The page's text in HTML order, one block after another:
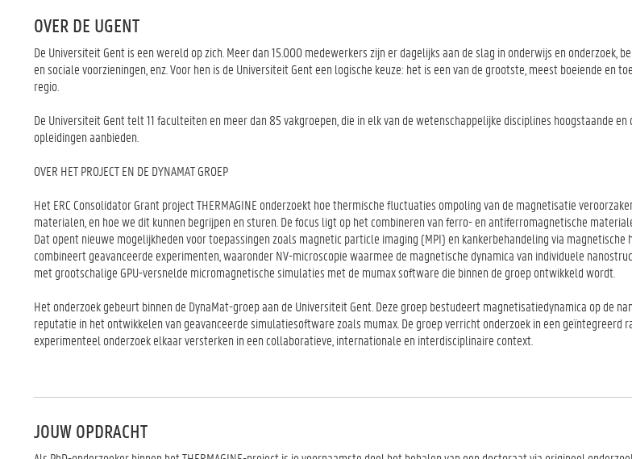
OVER DE UGENT
De Universiteit Gent is een wereld op zich. Meer dan 15.000 medewerkers zijn er dagelijks aan de slag in onderwijs en onderzoek,
en sociale voorzieningen, enz. Voor hen is de Universiteit Gent een logische keuze: het is een van de grootste, meest boeiende en
regio.
De Universiteit Gent telt 11 faculteiten en meer dan 85 vakgroepen, die in elk van de wetenschappelijke disciplines hoogstaande
opleidingen aanbieden.
OVER HET PROJECT EN DE DYNAMAT GROEP
Het ERC Consolidator Grant project THERMAGINE onderzoekt hoe thermische fluctuaties ompoling van de magnetisatie
materialen, en hoe we dit kunnen begrijpen en sturen. De focus ligt op het combineren van ferro- en antiferromagnetische
Dat opent nieuwe mogelijkheden voor toepassingen zoals magnetic particle imaging (MPI) en kankerbehandeling via
combineert geavanceerde experimenten, waaronder NV-microscopie waarmee de magnetische dynamica van individuele
met grootschalige GPU-versnelde micromagnetische simulaties met de mumax software die binnen de groep ontwikkeld wordt.
Het onderzoek gebeurt binnen de DynaMat-groep aan de Universiteit Gent. Deze groep bestudeert magnetisatiedynamica op de
reputatie in het ontwikkelen van geavanceerde simulatiesoftware zoals mumax. De groep verricht onderzoek in een geïntegreerd
experimenteel onderzoek elkaar versterken in een collaboratieve, internationale en interdisciplinaire context.
JOUW OPDRACHT